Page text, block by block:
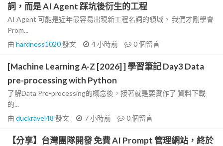
詞，而是 AI Agent 踩坑後衍生的工程
AI Agent 可能是近年最容易出現新工程名詞的領域。 我們才剛學會
Prom...
由 hardness1020發文 4 小時前 0個留言
[Machine Learning A-Z [2026] ] 學習筆記 Day3 Data
pre-processing with Python
了解Data Pre-processing的概念後，接著就是要實作了 資料下載
的...
由 duckravel48 發文 7 小時前 0個留言
【分享】台灣團隊開發 免費 AI Prompt 管理網站，終於